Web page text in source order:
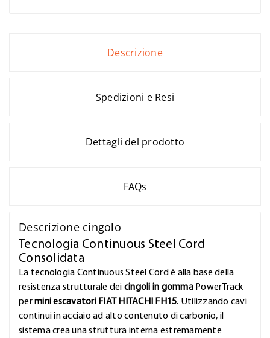
Descrizione
Spedizioni e Resi
Dettagli del prodotto
FAQs
Descrizione cingolo
Tecnologia Continuous Steel Cord
Consolidata
La tecnologia Continuous Steel Cord è alla base della
resistenza strutturale dei cingoli in gommaPowerTrack
permini escavatori FIAT HITACHI FH15. Utilizzando cavi
continui in acciaio ad alto contenuto di carbonio, il
sistema crea una struttura interna estremamente